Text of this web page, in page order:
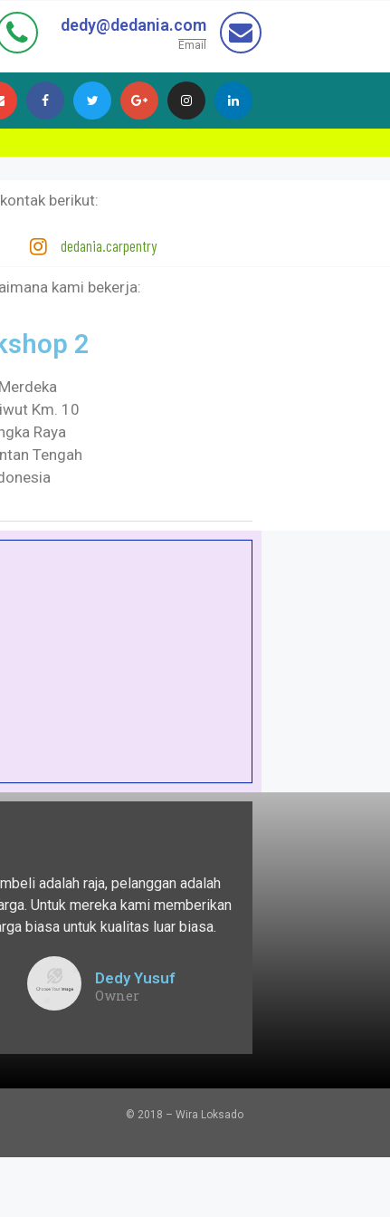
dedy@dedania.com
Email
berikut:
dedania.carpentry
kami bekerja:
2
Km. 10
Raya
Tengah
adalah raja, pelanggan adalah
Untuk mereka kami memberikan
biasa untuk kualitas luar biasa.
Dedy Yusuf
Owner
© 2018 – Wira Loksado